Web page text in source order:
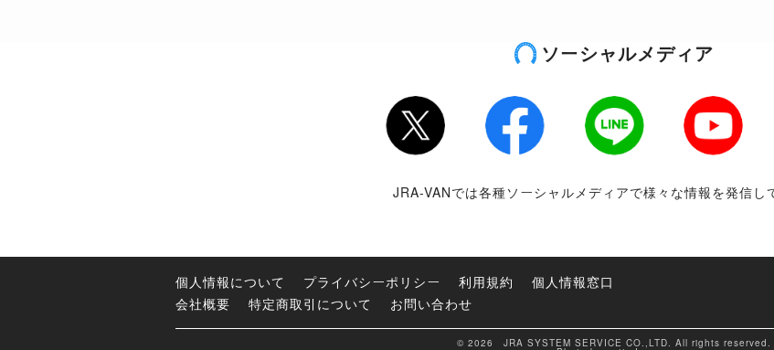
ソーシャルメディア
Twitter LINE Youtube
JRA-VANでは各種ソーシャルメディアで様々な情報を発信し
個人情報について プライバシーポリシー 利用規約
個人情報窓口
会社概要
特定商取引について お問い合わせ
© 2026 JRA SYSTEM SERVICE CO.,LTD. All rights reserved.